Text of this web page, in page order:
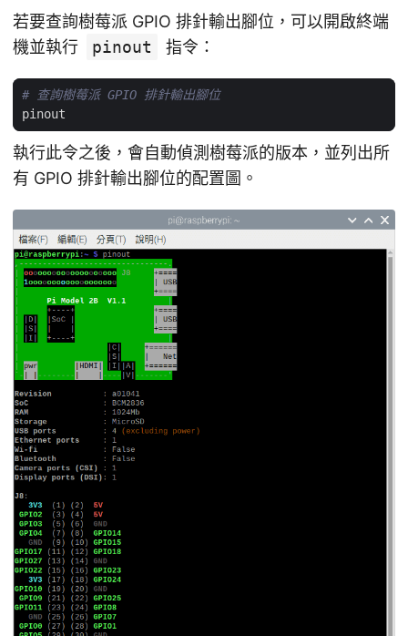
若要查詢樹莓派 GPIO 排針輸出腳位，可以開啟終端
機並執行
pinout 指令：
# 查詢樹莓派 GPIO 排針輸出腳位
執行此令之後，會自動偵測樹莓派的版本，並列出所
有 GPIO 排針輸出腳位的配置圖。